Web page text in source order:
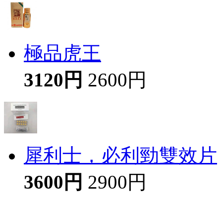
極品虎王
3120円 2600円
犀利士，必利勁雙效片
3600円 2900円